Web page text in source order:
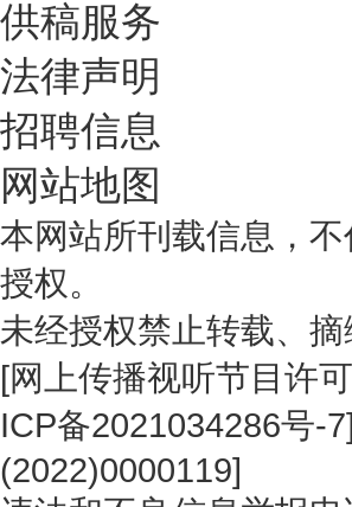
供稿服务
法律声明
招聘信息
网站地图
本网站所刊载信息，
授权。
未经授权禁止转载、
[网上传播视听节目许
ICP备2021034286号-7
(2022)0000119]